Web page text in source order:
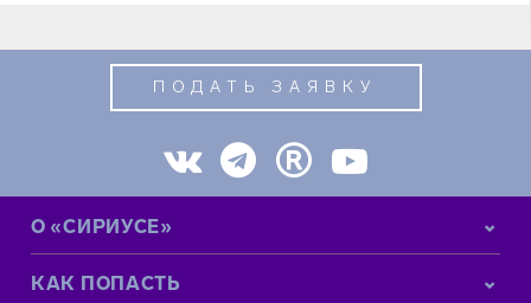
ПОДАТЬ ЗАЯВКУ
О «СИРИУСЕ»
КАК ПОПАСТЬ